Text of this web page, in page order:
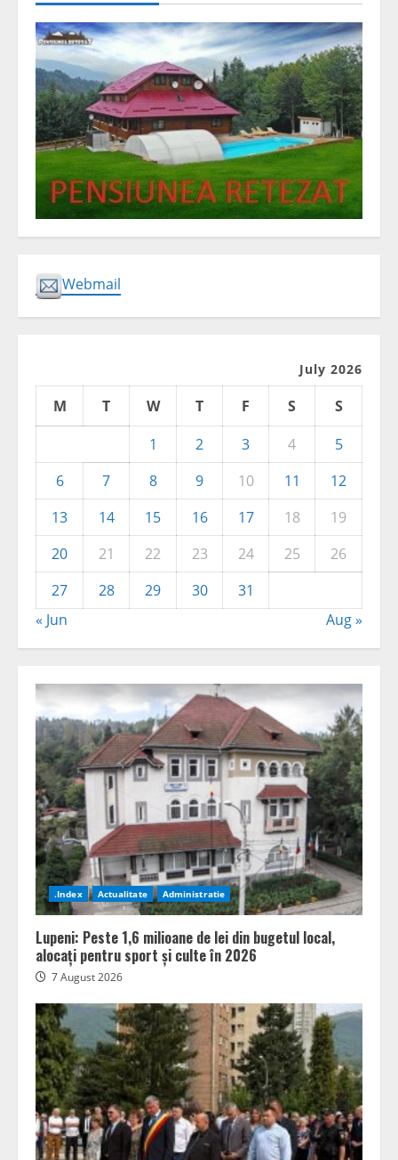
Webmail
July 2026
M T W T F S
S
1
2 3 4
5
6
7 8 9 10 11
12
13
14 15 16 17 18
19
20
21 22 23 24 25
26
27
28 29 30
31
« Jun
Aug »
.Index Actualitate Administratie
Lupeni: Peste 1,6 milioane de lei din bugetul local,
alocați pentru sport și culte în 2026
7 August 2026